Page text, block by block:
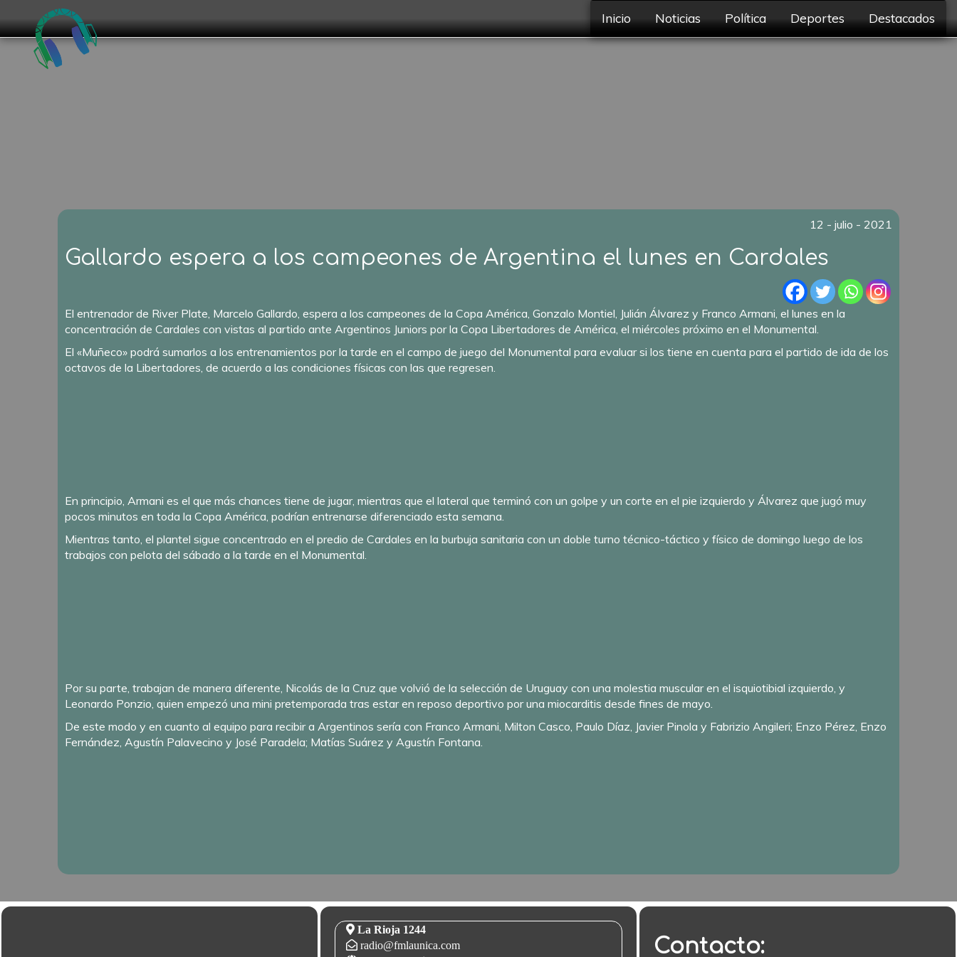
Inicio Noticias Política Deportes Destacados
12 - julio - 2021
Gallardo espera a los campeones de Argentina el lunes en Cardales
El entrenador de River Plate, Marcelo Gallardo, espera a los campeones de la Copa América, Gonzalo Montiel, Julián Álvarez y Franco Armani, el lunes en la
concentración de Cardales con vistas al partido ante Argentinos Juniors por la Copa Libertadores de América, el miércoles próximo en el Monumental.
El «Muñeco» podrá sumarlos a los entrenamientos por la tarde en el campo de juego del Monumental para evaluar si los tiene en cuenta para el partido de ida de los
octavos de la Libertadores, de acuerdo a las condiciones físicas con las que regresen.
En principio, Armani es el que más chances tiene de jugar, mientras que el lateral que terminó con un golpe y un corte en el pie izquierdo y Álvarez que jugó muy
pocos minutos en toda la Copa América, podrían entrenarse diferenciado esta semana.
Mientras tanto, el plantel sigue concentrado en el predio de Cardales en la burbuja sanitaria con un doble turno técnico-táctico y físico de domingo luego de los
trabajos con pelota del sábado a la tarde en el Monumental.
Por su parte, trabajan de manera diferente, Nicolás de la Cruz que volvió de la selección de Uruguay con una molestia muscular en el isquiotibial izquierdo, y
Leonardo Ponzio, quien empezó una mini pretemporada tras estar en reposo deportivo por una miocarditis desde fines de mayo.
De este modo y en cuanto al equipo para recibir a Argentinos sería con Franco Armani, Milton Casco, Paulo Díaz, Javier Pinola y Fabrizio Angileri; Enzo Pérez, Enzo
Fernández, Agustín Palavecino y José Paradela; Matías Suárez y Agustín Fontana.
La Rioja 1244
radio@fmlaunica.com
Contacto: